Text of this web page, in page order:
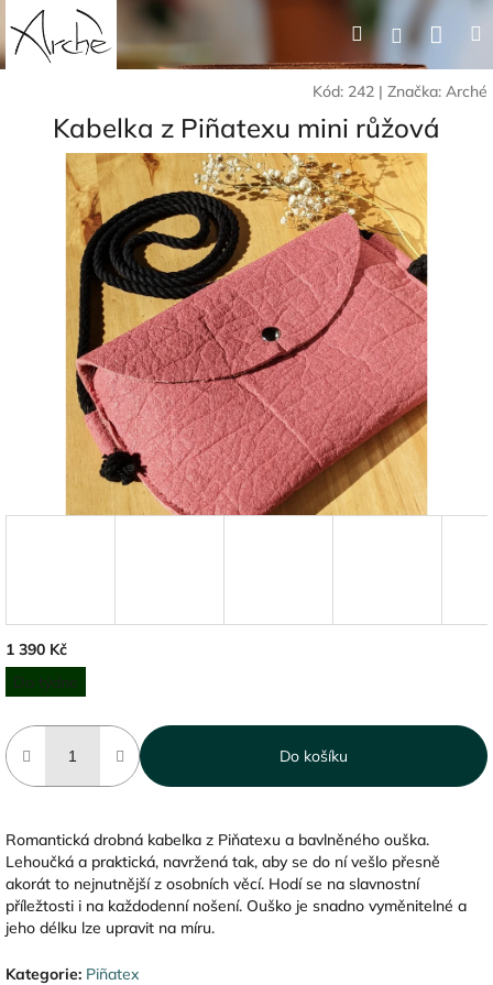
na
obsah
HledatPřihlášení
Kód: 242 | Značka: Arché
Kabelka z Piñatexu mini růžová
1 390 Kč
Měrná
cena:
Do týdne
Do košíku
Romantická drobná kabelka z Piňatexu a bavlněného ouška.
Lehoučká a praktická, navržená tak, aby se do ní vešlo přesně
akorát to nejnutnější z osobních věcí. Hodí se na slavnostní
příležtosti i na každodenní nošení. Ouško je snadno vyměnitelné a
jeho délku lze upravit na míru.
Kategorie: Piñatex